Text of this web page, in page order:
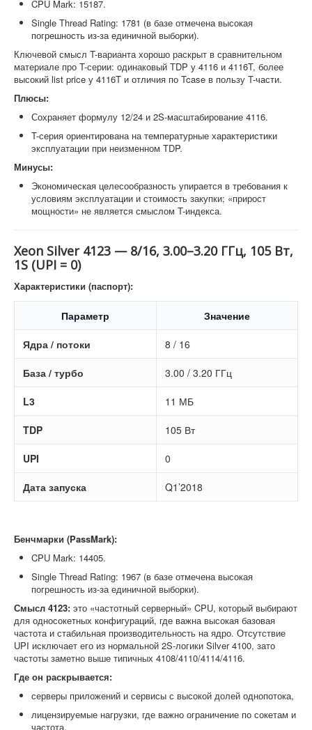
CPU Mark: 15187.
Single Thread Rating: 1781 (в базе отмечена высокая
погрешность из-за единичной выборки).
Ключевой смысл T-варианта хорошо раскрыт в сравнительном
материале про T-серии: одинаковый TDP у 4116 и 4116T, более
высокий list price у 4116T и отличия по Tcase в пользу T-части.
Плюсы:
Сохраняет формулу 12/24 и 2S-масштабирование 4116.
T-серия ориентирована на температурные характеристики
эксплуатации при неизменном TDP.
Минусы:
Экономическая целесообразность упирается в требования к
условиям эксплуатации и стоимость закупки; «прирост
мощности» не является смыслом T-индекса.
Xeon Silver 4123 — 8/16, 3.00–3.20 ГГц, 105 Вт,
1S (UPI = 0)
Характеристики (паспорт):
Параметр Значение
Ядра / потоки 8 / 16
База / турбо 3.00 / 3.20 ГГц
L3 11 МБ
TDP 105 Вт
UPI 0
Дата запуска Q1’2018
Бенчмарки (PassMark):
CPU Mark: 14405.
Single Thread Rating: 1967 (в базе отмечена высокая
погрешность из-за единичной выборки).
Смысл 4123: это «частотный серверный» CPU, который выбирают
для односокетных конфигураций, где важна высокая базовая
частота и стабильная производительность на ядро. Отсутствие
UPI исключает его из нормальной 2S-логики Silver 4100, зато
частоты заметно выше типичных 4108/4110/4114/4116.
Где он раскрывается:
серверы приложений и сервисы с высокой долей однопотока,
лицензируемые нагрузки, где важно ограничение по сокетам и
частота,